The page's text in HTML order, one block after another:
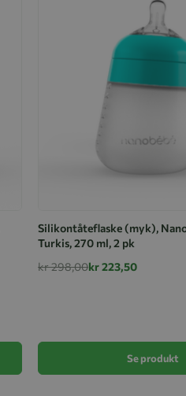
Silikontåteflaske (myk),
Turkis, 270 ml, 2 pk
kr 298,00kr 223,50
Se produkt